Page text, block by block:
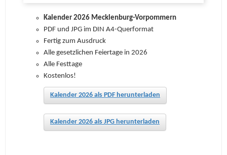
Kalender 2026 Mecklenburg-Vorpommern
PDF und JPG im DIN A4-Querformat
Fertig zum Ausdruck
Alle gesetzlichen Feiertage in 2026
Alle Festtage
Kostenlos!
Kalender 2026 als PDF herunterladen
Kalender 2026 als JPG herunterladen